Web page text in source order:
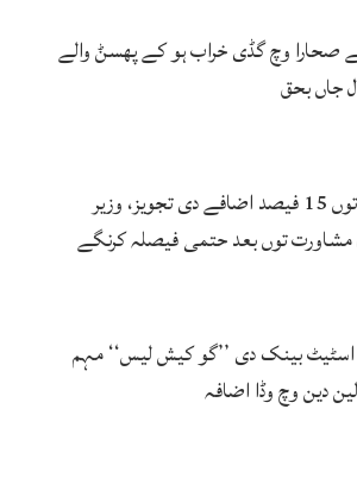
صحارا وچ گڈی خراب ہو کے پھسݨ والے
تنخواہواں وچ 10 توں 15 فیصد اضافے دی تجویز، وزیر
مشاورت توں بعد حتمی فیصلہ کرنگے
بینک دی ’’گو کیش لیس‘‘ مہم
دین وچ وڈا اضافہ